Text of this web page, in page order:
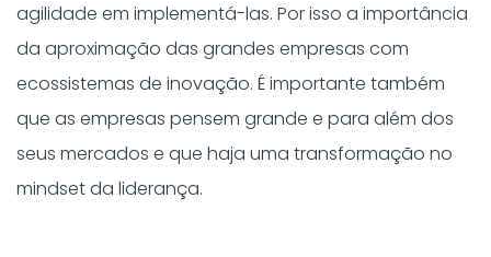
agilidade em implementá-las. Por isso a importância
da aproximação das grandes empresas com
ecossistemas de inovação. É importante também
que as empresas pensem grande e para além dos
seus mercados e que haja uma transformação no
mindset da liderança.